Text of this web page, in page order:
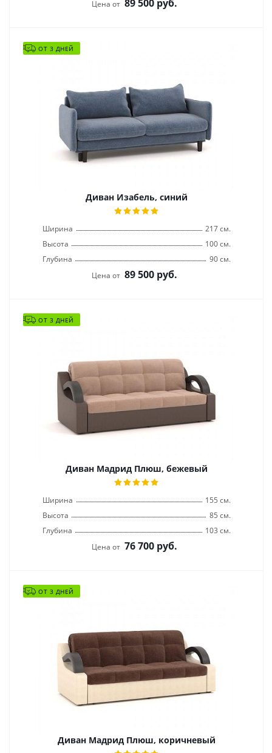
Цена от 89 500 руб.
ОТ 3 ДНЕЙ
Диван Изабель, синий
Ширина
217 см.
Высота
100 см.
Глубина
90 см.
Цена от 89 500 руб.
ОТ 3 ДНЕЙ
Диван Мадрид Плюш, бежевый
Ширина
155 см.
Высота
85 см.
Глубина
103 см.
Цена от 76 700 руб.
ОТ 3 ДНЕЙ
Диван Мадрид Плюш, коричневый